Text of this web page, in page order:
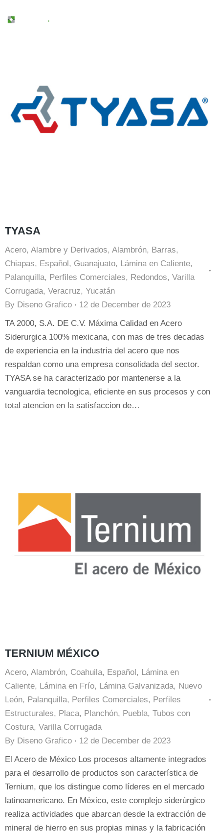
TYASA
Acero, Alambre y Derivados, Alambrón, Barras,
Chiapas, Español, Guanajuato, Lámina en Caliente,
Palanquilla, Perfiles Comerciales, Redondos, Varilla
Corrugada, Veracruz, Yucatán
By Diseno Grafico
12 de December de 2023
TA 2000, S.A. DE C.V. Máxima Calidad en Acero
Siderurgica 100% mexicana, con mas de tres decadas
de experiencia en la industria del acero que nos
respaldan como una empresa consolidada del sector.
TYASA se ha caracterizado por mantenerse a la
vanguardia tecnologica, eficiente en sus procesos y con
total atencion en la satisfaccion de…
TERNIUM MÉXICO
Acero, Alambrón, Coahuila, Español, Lámina en
Caliente, Lámina en Frío, Lámina Galvanizada, Nuevo
León, Palanquilla, Perfiles Comerciales, Perfiles
Estructurales, Placa, Planchón, Puebla, Tubos con
Costura, Varilla Corrugada
By Diseno Grafico
12 de December de 2023
El Acero de México Los procesos altamente integrados
para el desarrollo de productos son característica de
Ternium, que los distingue como líderes en el mercado
latinoamericano. En México, este complejo siderúrgico
realiza actividades que abarcan desde la extracción de
mineral de hierro en sus propias minas y la fabricación